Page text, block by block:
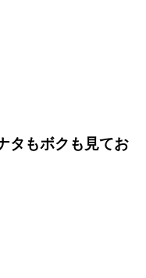
タもボクも見てお